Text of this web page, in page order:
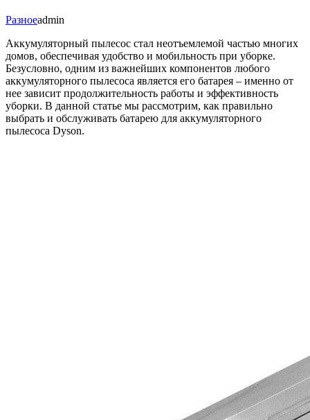
Разноеadmin
Аккумуляторный пылесос стал неотъемлемой частью многих
домов, обеспечивая удобство и мобильность при уборке.
Безусловно, одним из важнейших компонентов любого
аккумуляторного пылесоса является его батарея – именно от
нее зависит продолжительность работы и эффективность
уборки. В данной статье мы рассмотрим, как правильно
выбрать и обслуживать батарею для аккумуляторного
пылесоса Dyson.